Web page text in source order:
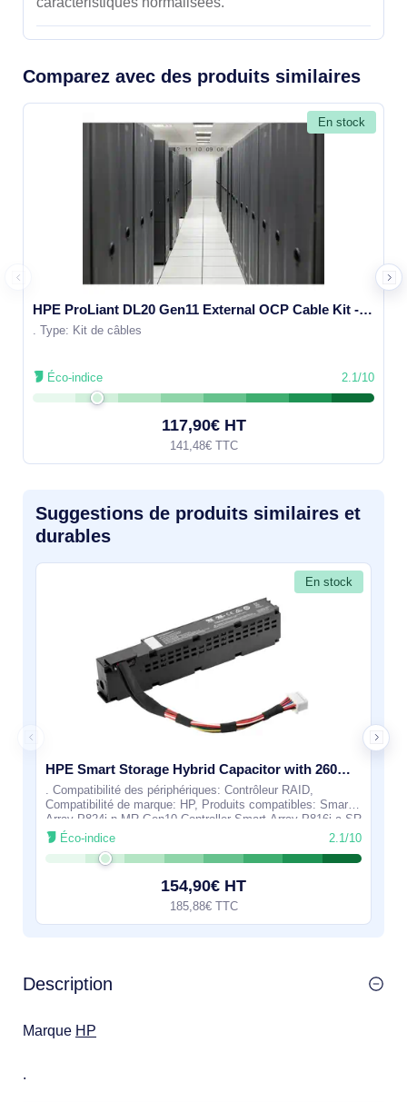
Comparez avec des produits similaires
En stock
HPE ProLiant DL20 Gen11 External OCP Cable Kit - P65411-B21
. Type: Kit de câbles
Éco-indice 2.1/10
117,90€ HT
141,48€ TTC
Suggestions de produits similaires et
durables
En stock
HPE Smart Storage Hybrid Capacitor with 260mm Cable Kit - P02381-B21
. Compatibilité des périphériques: Contrôleur RAID,
Compatibilité de marque: HP, Produits compatibles: Smart
Array P824i-p MR Gen10 Controller Smart Array P816i-a SR
G10 LH Controller Smart Array....
Éco-indice 2.1/10
154,90€ HT
185,88€ TTC
Description
Marque HP
.